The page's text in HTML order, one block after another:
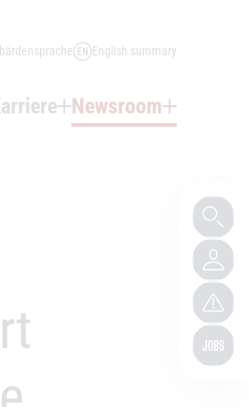
English summary
Newsroom